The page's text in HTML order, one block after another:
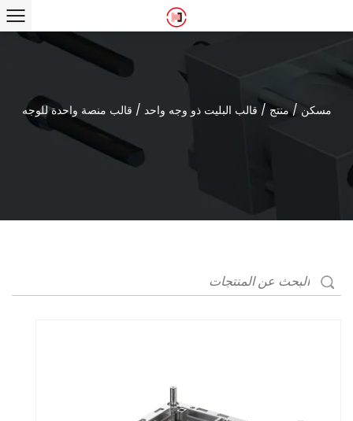
مسكن /منتج / قالب البليت ذو وجه واحد / قالب منصة واحدة للوجه